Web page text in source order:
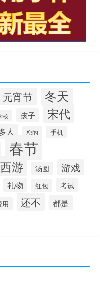
元宵节 冬天
校 孩子 宋代
人 您的 手机
春节
游 汤圆 游戏
礼物 红包 考试
用 还不 都是